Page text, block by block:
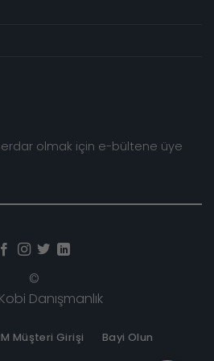
olmak için e-bültene üye
©
Danışmanlık
Müşteri Girişi Bayi Olun